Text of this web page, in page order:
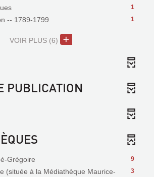
1
1
-- 1789-1799
VOIR PLUS (6)
PUBLICATION
9
Grégoire
3
(située à la Médiathèque Maurice-